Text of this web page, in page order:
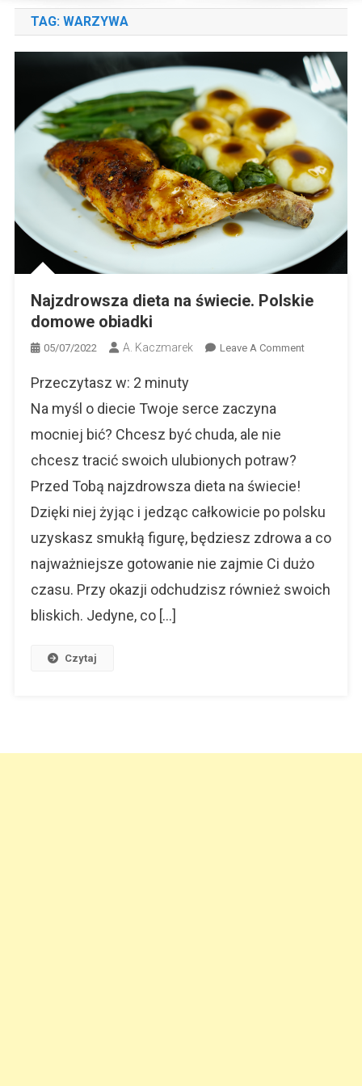
TAG: WARZYWA
Najzdrowsza dieta na świecie. Polskie
domowe obiadki
05/07/2022 A. Kaczmarek Leave A CommentOn
Przeczytasz w: 2 minuty
Na myśl o diecie Twoje serce zaczyna
mocniej bić? Chcesz być chuda, ale nie
chcesz tracić swoich ulubionych potraw?
Przed Tobą najzdrowsza dieta na świecie!
Dzięki niej żyjąc i jedząc całkowicie po polsku
uzyskasz smukłą figurę, będziesz zdrowa a co
najważniejsze gotowanie nie zajmie Ci dużo
czasu. Przy okazji odchudzisz również swoich
bliskich. Jedyne, co […]
Czytaj